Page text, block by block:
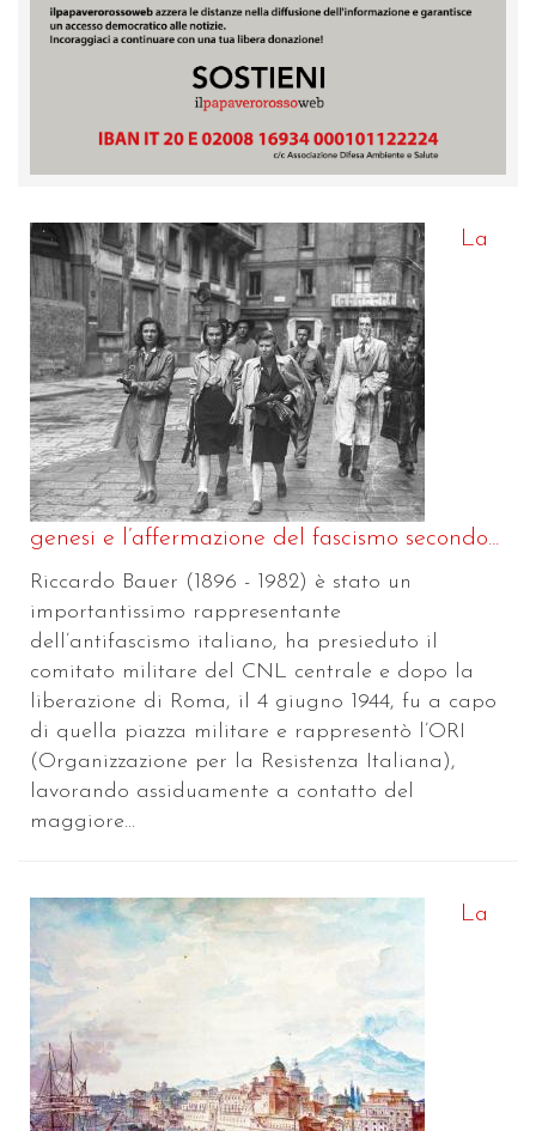
La
genesi e l’affermazione del fascismo secondo...
Riccardo Bauer (1896 - 1982) è stato un
importantissimo rappresentante
dell’antifascismo italiano, ha presieduto il
comitato militare del CNL centrale e dopo la
liberazione di Roma, il 4 giugno 1944, fu a capo
di quella piazza militare e rappresentò l’ORI
(Organizzazione per la Resistenza Italiana),
lavorando assiduamente a contatto del
maggiore...
La